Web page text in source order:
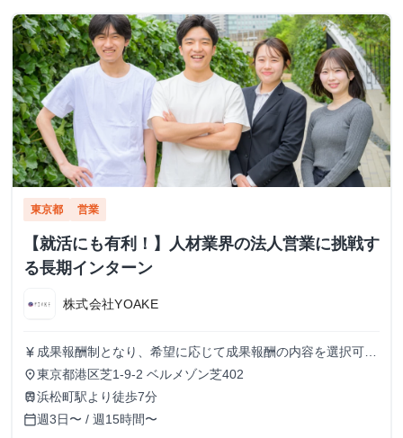
東京都 営業
【就活にも有利！】人材業界の法人営業に挑戦す
る長期インターン
株式会社YOAKE
currency_yen 成果報酬制となり、希望に応じて成果報酬の内容を選択可能
です。 【成果報酬制の場合】 下記いずれかを希望に応じて
選択可能です。 ・1コール単価70円~100円（想定時給
1200~1600円） ・1アポ取得単価8,000円~10000円 アポ獲
得単価の成果報酬制の場合、時給換算で2,000~5,000円のメ
place東京都港区芝1-9-2 ベルメゾン芝402
train浜松町駅より徒歩7分
calendar_today週3日〜 / 週15時間〜